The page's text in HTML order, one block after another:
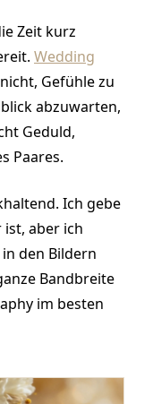
Zeit kurz
Wedding
Gefühle zu
abzuwarten,
Geduld,
Paares.
Ich gebe
aber ich
den Bildern
Bandbreite
im besten